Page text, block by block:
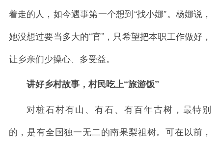
着走的人，如今遇事第一个想到“找小娜”。杨娜说，
她没想过要当多大的“官”，只希望把本职工作做好，
让乡亲们少操心、多受益。
讲好乡村故事，村民吃上“旅游饭”
对桩石村有山、有石、有百年古树，最特别
的，是有全国独一无二的南果梨祖树。可在以前，